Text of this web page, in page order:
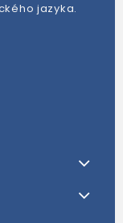
jazyka.